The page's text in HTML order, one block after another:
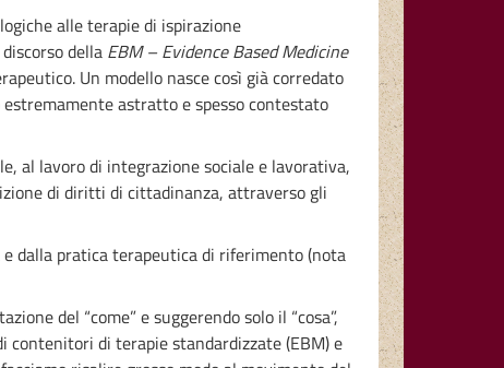
alle terapie di ispirazione
della EBM – Evidence Based Medicine
Un modello nasce così già corredato
astratto e spesso contestato
al lavoro di integrazione sociale e lavorativa,
di diritti di cittadinanza, attraverso gli
dalla pratica terapeutica di riferimento (nota
del “come” e suggerendo solo il “cosa”,
di terapie standardizzate (EBM) e